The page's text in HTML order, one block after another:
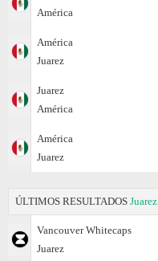
América
América
Juаrez
Juаrez
América
América
Juаrez
ÚLTIMOS RESULTADOS Juаrez
Vancouver Whitecaps
Juаrez